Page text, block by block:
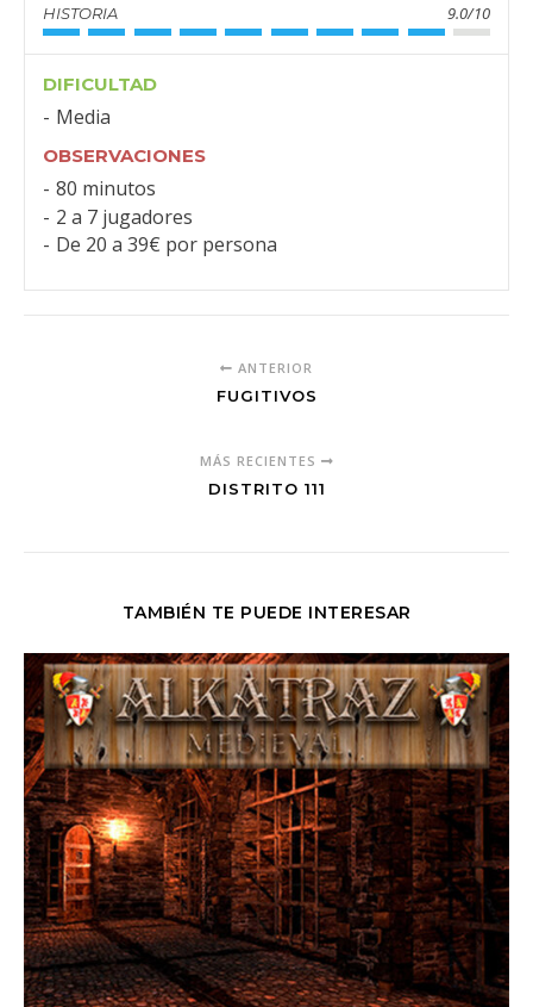
HISTORIA 9.0/10
DIFICULTAD
Media
OBSERVACIONES
80 minutos
2 a 7 jugadores
De 20 a 39€ por persona
ANTERIOR
FUGITIVOS
MÁS RECIENTES
DISTRITO 111
TAMBIÉN TE PUEDE INTERESAR